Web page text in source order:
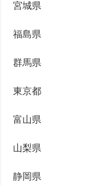
宮城県
福島県
群馬県
東京都
富山県
山梨県
静岡県